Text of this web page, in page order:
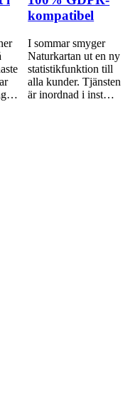
kompatibel
I sommar smyger
Naturkartan ut en ny
statistikfunktion till
alla kunder. Tjänsten
är inordnad i inst…